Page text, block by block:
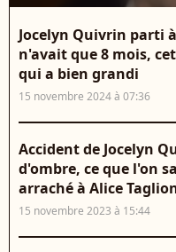
Jocelyn Quivrin parti
n'avait que 8 mois,
qui a bien grandi
15 novembre 2024 à 07:36
Accident de Jocelyn
d'ombre, ce que l'on
arraché à Alice
15 novembre 2023 à 15:44